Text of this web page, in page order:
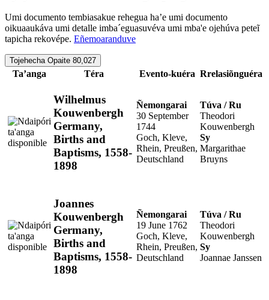
Umi documento tembiasakue rehegua ha’e umi documento
oikuaaukáva umi detalle imba´eguasuvéva umi mba'e ojehúva peteĩ
tapicha rekovépe. Eñemoaranduve
Tojehecha Opaite 80,027
Ta’anga Téra Evento-kuéra Rrelasiõnguéra
Wilhelmus
Kouwenbergh
Germany,
Births and
Baptisms, 1558-
1898
Ñemongarai
30 September
1744
Goch, Kleve,
Rhein, Preußen,
Deutschland
Túva / Ru
Theodori
Kouwenbergh
Sy
Margarithae
Bruyns
Joannes
Kouwenbergh
Germany,
Births and
Baptisms, 1558-
1898
Ñemongarai
19 June 1762
Goch, Kleve,
Rhein, Preußen,
Deutschland
Túva / Ru
Theodori
Kouwenbergh
Sy
Joannae Janssen